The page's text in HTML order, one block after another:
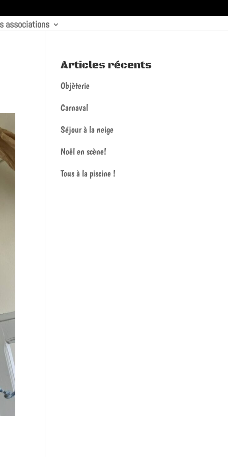
associations
Articles récents
Objèterie
Carnaval
Séjour à la neige
Noël en scène!
Tous à la piscine !